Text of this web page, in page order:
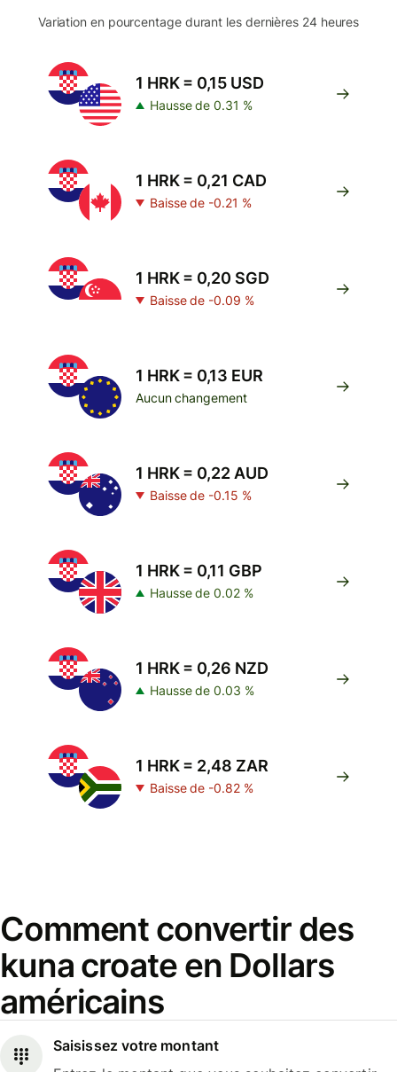
Variation en pourcentage durant les dernières 24 heures
1 HRK = 0,15 USD
Hausse de 0.31 %
1 HRK = 0,21 CAD
Baisse de -0.21 %
1 HRK = 0,20 SGD
Baisse de -0.09 %
1 HRK = 0,13 EUR
Aucun changement
1 HRK = 0,22 AUD
Baisse de -0.15 %
1 HRK = 0,11 GBP
Hausse de 0.02 %
1 HRK = 0,26 NZD
Hausse de 0.03 %
1 HRK = 2,48 ZAR
Baisse de -0.82 %
Comment convertir des
kuna croate en Dollars
américains
Saisissez votre montant